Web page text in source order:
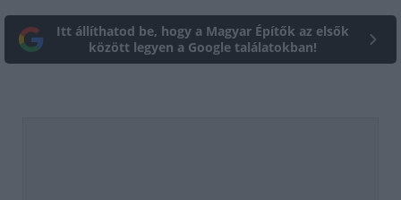
Itt állíthatod be, hogy a Magyar Építők az elsők
között legyen a Google találatokban!